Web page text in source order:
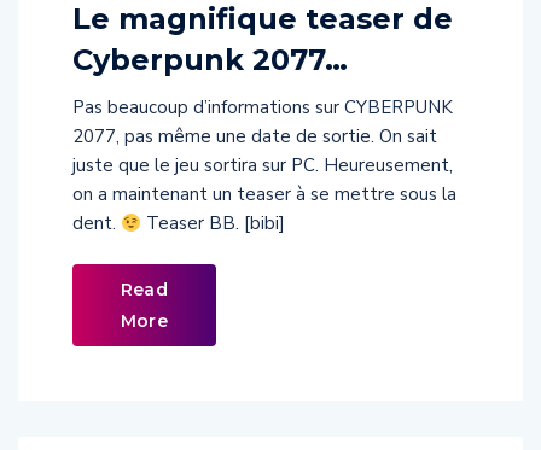
Le magnifique teaser de
Cyberpunk 2077…
Pas beaucoup d’informations sur CYBERPUNK
2077, pas même une date de sortie. On sait
juste que le jeu sortira sur PC. Heureusement,
on a maintenant un teaser à se mettre sous la
dent.
Teaser BB. [bibi]
Read
More